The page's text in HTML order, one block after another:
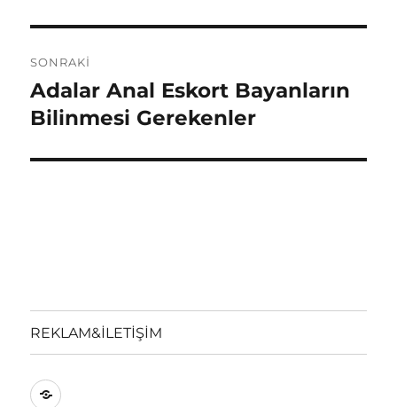
SONRAKI
Sonraki
yazı:
Adalar Anal Eskort Bayanların
Bilinmesi Gerekenler
REKLAM&İLETİŞİM
REKLAM&İLETİŞİM